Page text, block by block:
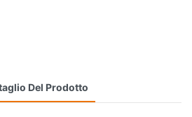
Del Prodotto